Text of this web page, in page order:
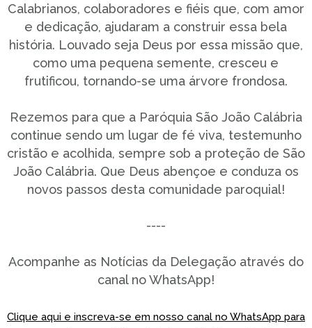
Calabrianos, colaboradores e fiéis que, com amor
e dedicação, ajudaram a construir essa bela
história. Louvado seja Deus por essa missão que,
como uma pequena semente, cresceu e
frutificou, tornando-se uma árvore frondosa.
Rezemos para que a Paróquia São João Calábria
continue sendo um lugar de fé viva, testemunho
cristão e acolhida, sempre sob a proteção de São
João Calábria. Que Deus abençoe e conduza os
novos passos desta comunidade paroquial!
----
Acompanhe as Notícias da Delegação através do
canal no WhatsApp!
Clique aqui e inscreva-se em nosso canal no WhatsApp para